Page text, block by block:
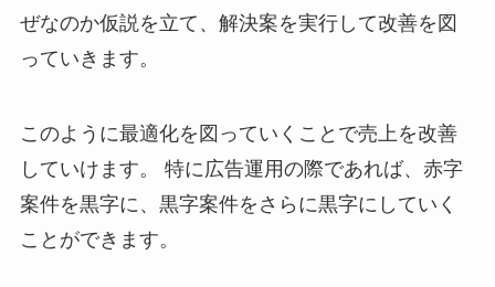
ぜなのか仮説を立て、解決案を実行して改善を図
っていきます。
このように最適化を図っていくことで売上を改善
していけます。 特に広告運用の際であれば、赤字
案件を黒字に、黒字案件をさらに黒字にしていく
ことができます。